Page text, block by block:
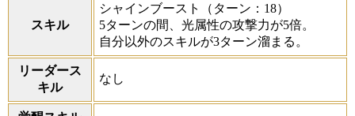
スキル
シャインブースト
（ターン：18）
5ターンの間、光属性の攻撃力が5倍。
自分以外のスキルが3ターン溜まる。
リーダース
キル
なし